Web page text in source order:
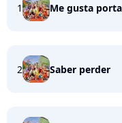
1 Me gusta
2 Saber perder